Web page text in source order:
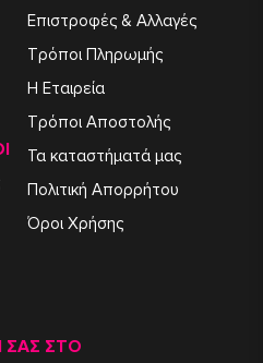
Επιστροφές & Αλλαγές
Τρόποι Πληρωμής
Η Εταιρεία
Τρόποι Αποστολής
Τα καταστήματά μας
Πολιτική Απορρήτου
Όροι Χρήσης
ΣΑΣ ΣΤΟ